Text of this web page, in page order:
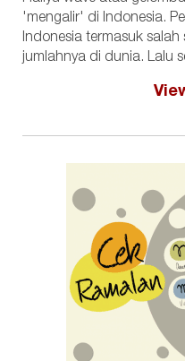
'mengalir' di Indonesia.
Indonesia termasuk
jumlahnya di dunia. Lalu